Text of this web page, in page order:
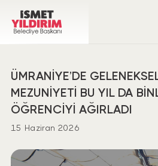
15 Haziran 2026
ÜMRANİYE’DE
MEZUNİYETİ BU YIL DA
ÖĞRENCİYİ AĞIRLADI